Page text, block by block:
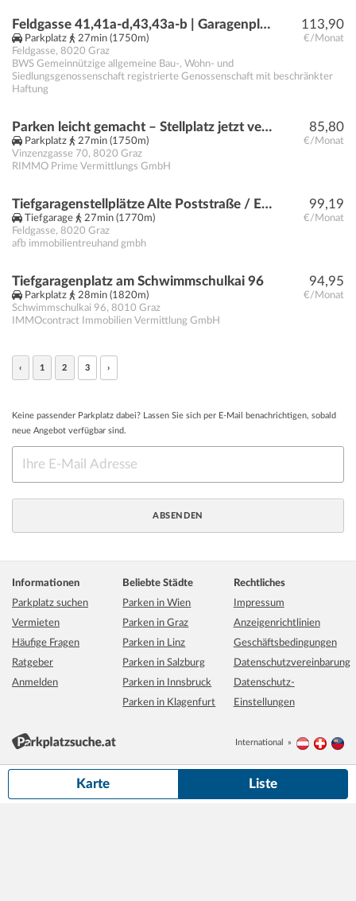
113,90
€/Monat
Feldgasse 41,41a-d,43,43a-b | Garagenplatz
Parkplatz
27min (1750m)
Feldgasse, 8020 Graz
BWS Gemeinnützige allgemeine Bau-, Wohn- und
Siedlungsgenossenschaft registrierte Genossenschaft mit beschränkter
Haftung
85,80
€/Monat
Parken leicht gemacht – Stellplatz jetzt verfügbar!
Parkplatz
27min (1750m)
Vinzenzgasse 70, 8020 Graz
RIMMO Prime Vermittlungs GmbH
99,19
€/Monat
Tiefgaragenstellplätze Alte Poststraße / Ecke Feldgasse zu vermieten
Tiefgarage
27min (1770m)
Feldgasse, 8020 Graz
afb immobilientreuhand gmbh
94,95
€/Monat
Tiefgaragenplatz am Schwimmschulkai 96
Parkplatz
28min (1820m)
Schwimmschulkai 96, 8010 Graz
IMMOcontract Immobilien Vermittlung GmbH
‹ 1 2 3 ›
Keine passender Parkplatz dabei? Lassen Sie sich per E-Mail benachrichtigen, sobald
neue Angebot verfügbar sind.
Informationen
Parkplatz suchen
Vermieten
Häufige Fragen
Ratgeber
Anmelden
Beliebte Städte
Parken in Wien
Parken in Graz
Parken in Linz
Parken in Salzburg
Parken in Innsbruck
Parken in Klagenfurt
Rechtliches
Impressum
Anzeigenrichtlinien
Geschäftsbedingungen
Datenschutzvereinbarung
Datenschutz-
Einstellungen
International Österreich
Karte Liste